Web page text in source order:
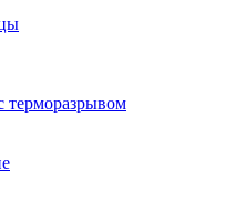
терморазрывом